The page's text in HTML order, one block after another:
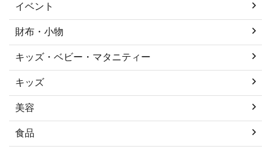
イベント
財布・小物
キッズ・ベビー・マタニティー
キッズ
美容
食品